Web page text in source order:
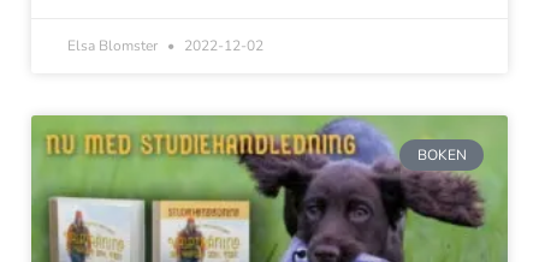
Elsa Blomster 2022-12-02
BOKEN